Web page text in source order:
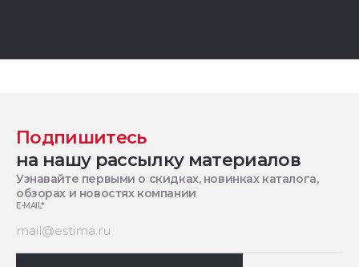
Подпишитесь
на нашу рассылку материалов
Узнавайте первыми о скидках, новинках каталога,
обзорах и новостях компании
E-MAIL*